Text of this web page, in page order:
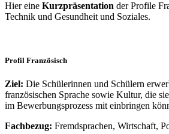
Hier eine Kurzpräsentation der Profile
Technik und Gesundheit und Soziales.
Profil Französisch
Ziel: Die Schülerinnen und Schülern
französischen Sprache sowie Kultur, die
im Bewerbungsprozess mit einbringen
Fachbezug: Fremdsprachen, Wirtschaft,